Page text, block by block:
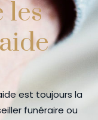
les
est toujours la
funéraire ou